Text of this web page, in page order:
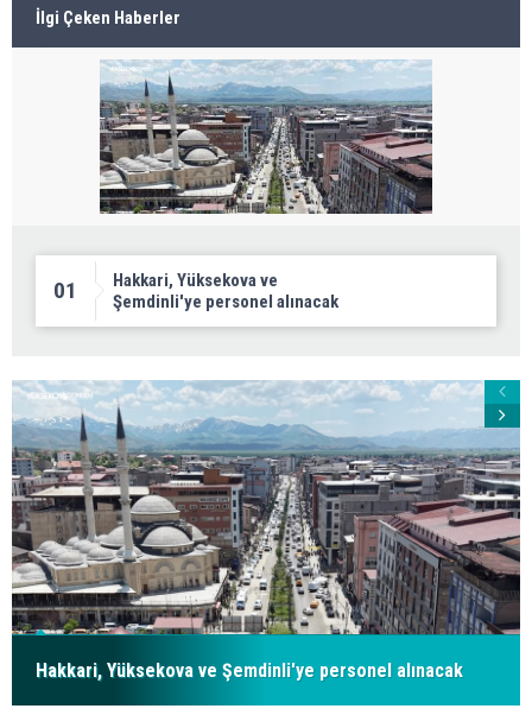
İlgi Çeken Haberler
01
Hakkari, Yüksekova ve
Şemdinli'ye personel alınacak
Hakkari, Yüksekova ve Şemdinli'ye personel alınacak